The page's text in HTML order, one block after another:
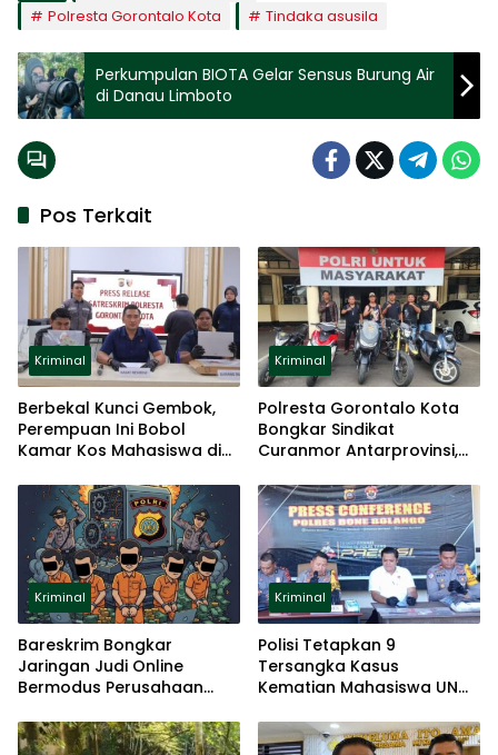
Polresta Gorontalo Kota
Tindaka asusila
Perkumpulan BIOTA Gelar Sensus Burung Air
di Danau Limboto
Pos Terkait
Kriminal
Berbekal Kunci Gembok,
Perempuan Ini Bobol
Kamar Kos Mahasiswa di
Kriminal
Polresta Gorontalo Kota
Bongkar Sindikat
Curanmor Antarprovinsi,
Kriminal
Bareskrim Bongkar
Jaringan Judi Online
Bermodus Perusahaan
Kriminal
Polisi Tetapkan 9
Tersangka Kasus
Kematian Mahasiswa UNG
BTN